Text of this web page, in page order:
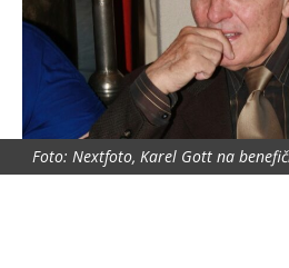
Foto: Nextfoto, Karel Gott na